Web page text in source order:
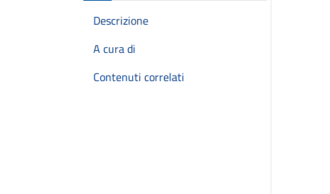
Descrizione
A cura di
Contenuti correlati